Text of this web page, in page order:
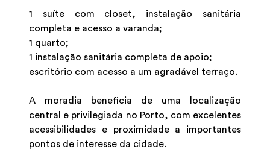
1 suíte com closet, instalação sanitária
completa e acesso a varanda;
1 quarto;
1 instalação sanitária completa de apoio;
escritório com acesso a um agradável terraço.
A moradia beneficia de uma localização
central e privilegiada no Porto, com excelentes
acessibilidades e proximidade a importantes
pontos de interesse da cidade.